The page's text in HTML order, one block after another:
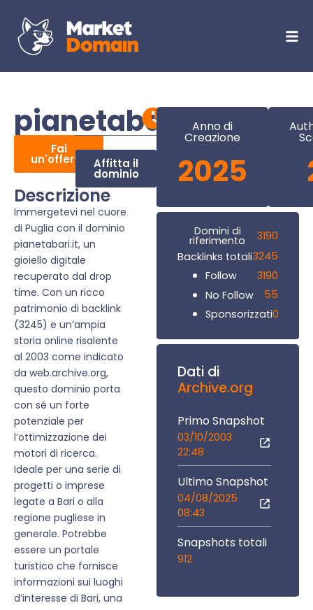
pianetabari.it
Fai
un'offerta Affitta il
dominio
Descrizione
Immergetevi nel cuore
di Puglia con il dominio
pianetabari.it, un
gioiello digitale
recuperato dal drop
time. Con un ricco
patrimonio di backlink
(3245) e un’ampia
storia online risalente
al 2003 come indicato
da web.archive.org,
questo dominio porta
con sé un forte
potenziale per
l’ottimizzazione dei
motori di ricerca.
Ideale per una serie di
progetti o imprese
legate a Bari o alla
regione pugliese in
generale. Potrebbe
essere un portale
turistico che fornisce
informazioni sui luoghi
d’interesse di Bari, una
Anno di
Creazione
2025
Domini di
riferimento
3190
Backlinks totali3245
Follow
3190
No Follow
55
Sponsorizzati0
Dati di
Archive.org
Primo Snapshot
03/10/2003
22:48
Ultimo Snapshot
04/08/2025
08:43
Snapshots totali
912